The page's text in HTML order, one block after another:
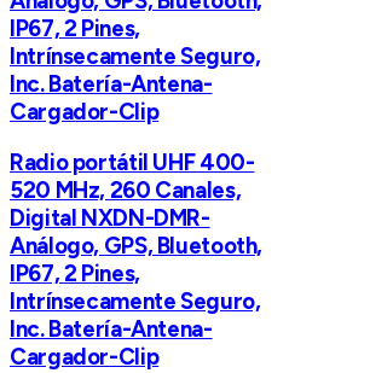
IP67, 2 Pines,
Intrínsecamente Seguro,
Inc. Batería-Antena-
Cargador-Clip
Radio portátil UHF 400-
520 MHz, 260 Canales,
Digital NXDN-DMR-
Análogo, GPS, Bluetooth,
IP67, 2 Pines,
Intrínsecamente Seguro,
Inc. Batería-Antena-
Cargador-Clip